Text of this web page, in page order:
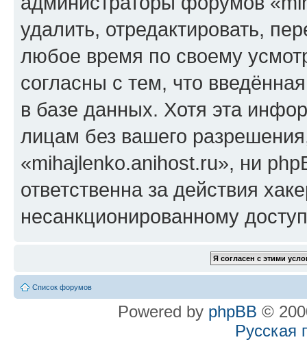
удалить, отредактировать,
любое время по своему
согласны с тем, что
в базе данных. Хотя эта
лицам без вашего
«mihajlenko.anihost.ru», ни
ответственна за действия
несанкционированному
Список форумов
Powered by phpBB ©
Русская